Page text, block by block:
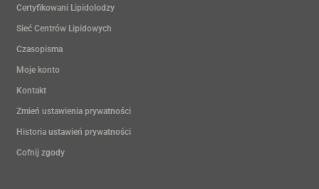
Certyfikowani Lipidolodzy
Sieć Centrów Lipidowych
Czasopisma
Moje konto
Kontakt
Zmień ustawienia prywatności
Historia ustawień prywatności
Cofnij zgody